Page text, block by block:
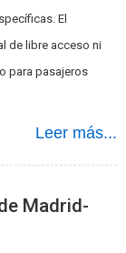
El
de libre acceso ni
para pasajeros
Leer más...
Madrid-